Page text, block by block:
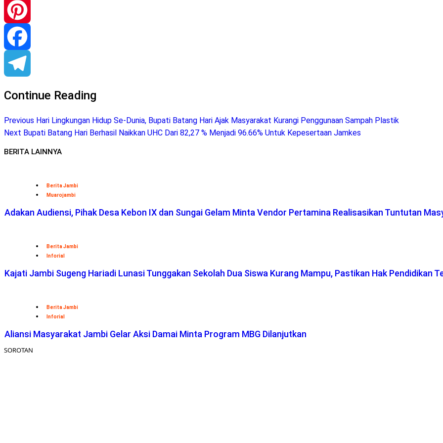
WhatsApp
Pinterest
Facebook
Telegram
Continue Reading
Previous Hari Lingkungan Hidup Se-Dunia, Bupati Batang Hari Ajak Masyarakat Kurangi Penggunaan Sampah Plastik
Next Bupati Batang Hari Berhasil Naikkan UHC Dari 82,27 % Menjadi 96.66% Untuk Kepesertaan Jamkes
BERITA LAINNYA
Berita Jambi
Muarojambi
Adakan Audiensi, Pihak Desa Kebon IX dan Sungai Gelam Minta Vendor Pertamina Realisasikan Tuntutan
Berita Jambi
Inforial
Kajati Jambi Sugeng Hariadi Lunasi Tunggakan Sekolah Dua Siswa Kurang Mampu, Pastikan Hak Pendidikan
Berita Jambi
Inforial
Aliansi Masyarakat Jambi Gelar Aksi Damai Minta Program MBG Dilanjutkan
SOROTAN